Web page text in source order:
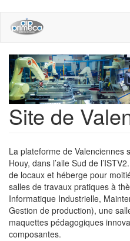
contenu
principal
Site de
La plateforme de Valenciennes
Houy, dans l’aile Sud de
de locaux et héberge pour
salles de travaux pratiques à
Informatique Industrielle,
Gestion de production), une
maquettes pédagogiques
composantes.